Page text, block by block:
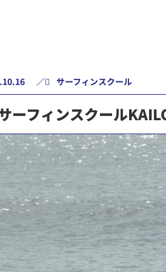
／ サーフィンスクール
ーフィンスクール